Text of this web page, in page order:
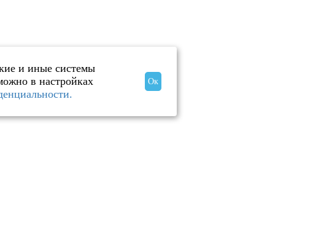
и иные системы
в настройках
Ок